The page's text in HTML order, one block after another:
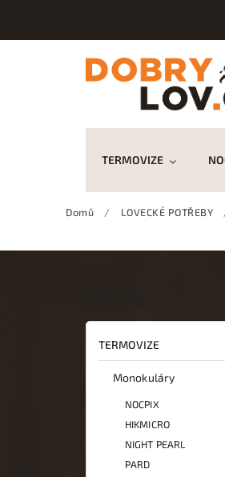
TERMOVIZE
Domů / LOVECKÉ POTŘEBY
TERMOVIZE
Monokuláry
NOCPIX
HIKMICRO
NIGHT PEARL
PARD